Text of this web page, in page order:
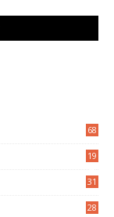
68
19
31
28